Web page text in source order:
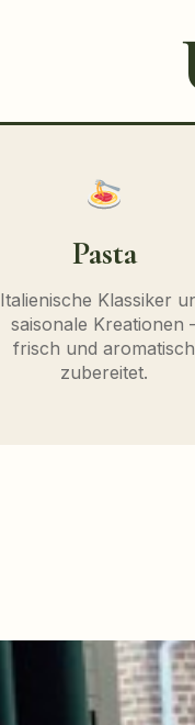
Pasta
Italienische Klassiker
saisonale Kreationen
frisch und aromatisch
zubereitet.